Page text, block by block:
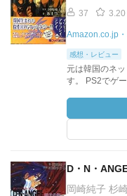
37 3.20
Amazon.co.jp
感想・レビュー
元は韓国のネ
す。 PS2でゲ
D・N・
岡崎純子 杉